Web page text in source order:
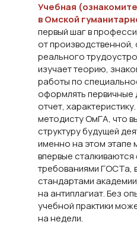
Учебная
в Омской
первый шаг в
от производственной,
реального
изучает теорию,
работы по
оформлять первичные
отчет,
методисту ОмГА, что
структуру будущей
именно на этом этапе
впервые
требованиями ГОСТа,
стандартами
на антиплагиат. Без
учебной практики
на недели.